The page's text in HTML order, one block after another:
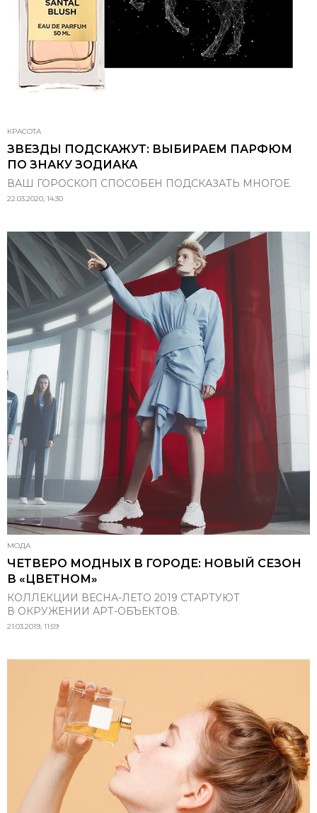
КРАСОТА
ЗВЕЗДЫ ПОДСКАЖУТ: ВЫБИРАЕМ ПАРФЮМ
ПО ЗНАКУ ЗОДИАКА
ВАШ ГОРОСКОП СПОСОБЕН ПОДСКАЗАТЬ МНОГОЕ.
22.03.2020, 14:30
МОДА
ЧЕТВЕРО МОДНЫХ В ГОРОДЕ: НОВЫЙ СЕЗОН
В «ЦВЕТНОМ»
КОЛЛЕКЦИИ ВЕСНА-ЛЕТО 2019 СТАРТУЮТ
В ОКРУЖЕНИИ АРТ-ОБЪЕКТОВ.
21.03.2019, 11:59